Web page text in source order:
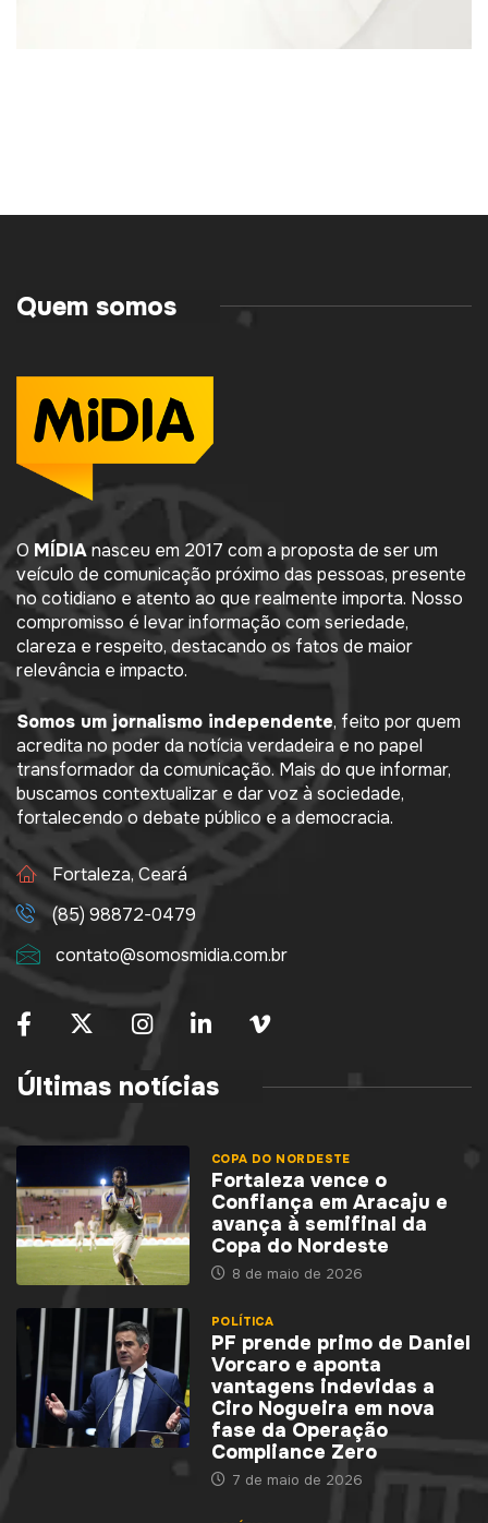
Quem somos
O MÍDIAnasceu em 2017 com a proposta de ser um
veículo de comunicação próximo das pessoas, presente
no cotidiano e atento ao que realmente importa. Nosso
compromisso é levar informação com seriedade,
clareza e respeito, destacando os fatos de maior
relevância e impacto.
Somos um jornalismo independente, feito por quem
acredita no poder da notícia verdadeira e no papel
transformador da comunicação. Mais do que informar,
buscamos contextualizar e dar voz à sociedade,
fortalecendo o debate público e a democracia.
Fortaleza, Ceará
(85) 98872-0479
contato@somosmidia.com.br
Últimas notícias
COPA DO NORDESTE
Fortaleza vence o
Confiança em Aracaju e
avança à semifinal da
Copa do Nordeste
8 de maio de 2026
POLÍTICA
PF prende primo de Daniel
Vorcaro e aponta
vantagens indevidas a
Ciro Nogueira em nova
fase da Operação
Compliance Zero
7 de maio de 2026